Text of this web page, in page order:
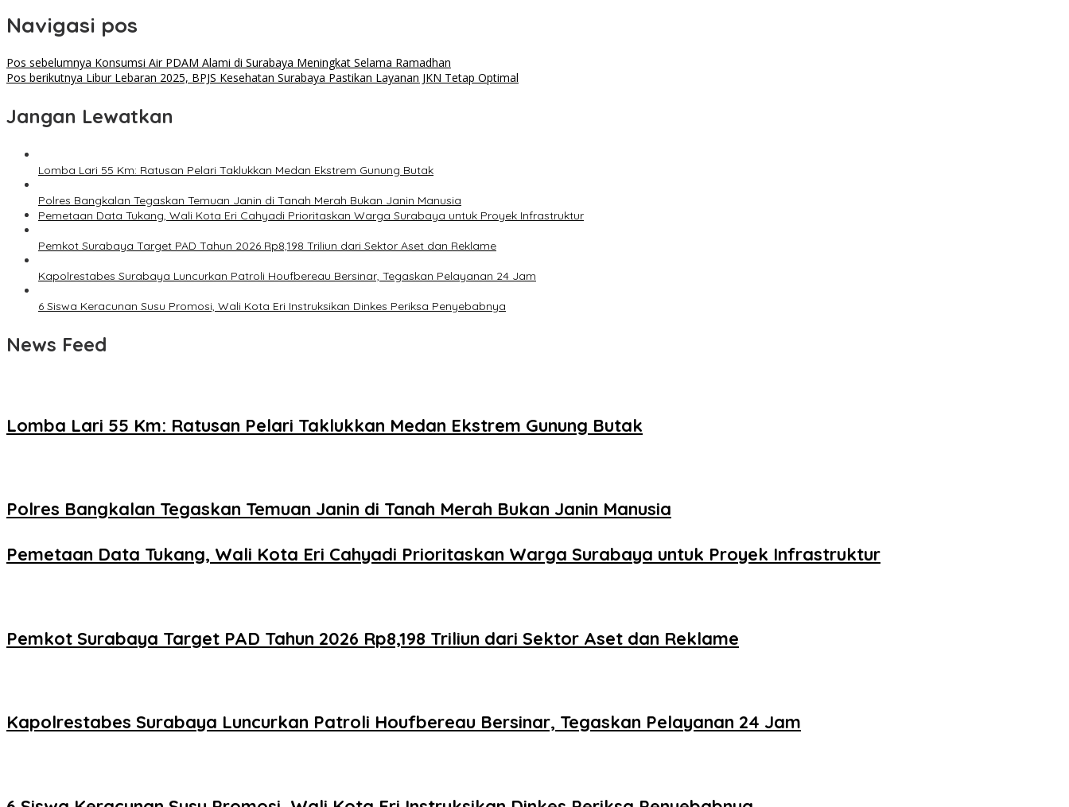
Navigasi pos
Pos sebelumnya Konsumsi Air PDAM Alami di Surabaya Meningkat Selama Ramadhan
Pos berikutnya Libur Lebaran 2025, BPJS Kesehatan Surabaya Pastikan Layanan JKN Tetap Optimal
Jangan Lewatkan
Lomba Lari 55 Km: Ratusan Pelari Taklukkan Medan Ekstrem Gunung Butak
Polres Bangkalan Tegaskan Temuan Janin di Tanah Merah Bukan Janin Manusia
Pemetaan Data Tukang, Wali Kota Eri Cahyadi Prioritaskan Warga Surabaya untuk Proyek Infrastruktur
Pemkot Surabaya Target PAD Tahun 2026 Rp8,198 Triliun dari Sektor Aset dan Reklame
Kapolrestabes Surabaya Luncurkan Patroli Houfbereau Bersinar, Tegaskan Pelayanan 24 Jam
6 Siswa Keracunan Susu Promosi, Wali Kota Eri Instruksikan Dinkes Periksa Penyebabnya
News Feed
Lomba Lari 55 Km: Ratusan Pelari Taklukkan Medan Ekstrem Gunung Butak
Polres Bangkalan Tegaskan Temuan Janin di Tanah Merah Bukan Janin Manusia
Pemetaan Data Tukang, Wali Kota Eri Cahyadi Prioritaskan Warga Surabaya untuk Proyek Infrastruktur
Pemkot Surabaya Target PAD Tahun 2026 Rp8,198 Triliun dari Sektor Aset dan Reklame
Kapolrestabes Surabaya Luncurkan Patroli Houfbereau Bersinar, Tegaskan Pelayanan 24 Jam